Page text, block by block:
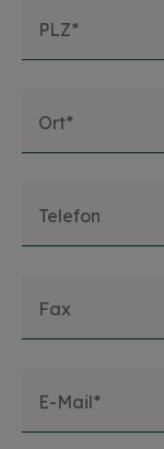
PLZ*
Ort*
Telefon
Fax
E-Mail*